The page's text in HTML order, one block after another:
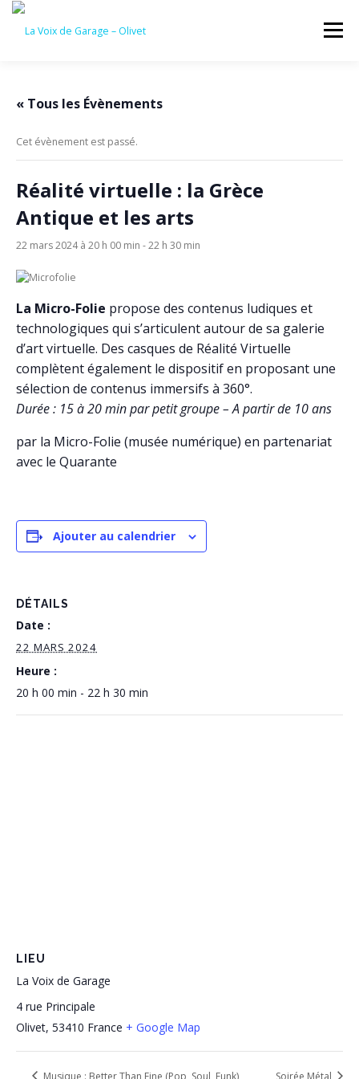
Aller
contenu
Menu
CONTACTEZ-NOUS
« Tous les Évènements
Cet évènement est passé.
Réalité virtuelle : la Grèce
Antique et les arts
22 mars 2024 à 20 h 00 min -22 h 30 min
La Micro-Folie propose des contenus ludiques et
technologiques qui s’articulent autour de sa galerie
d’art virtuelle. Des casques de Réalité Virtuelle
complètent également le dispositif en proposant une
sélection de contenus immersifs à 360°.
Durée : 15 à 20 min par petit groupe – A partir de 10 ans
par la Micro-Folie (musée numérique) en partenariat
avec le Quarante
Ajouter au calendrier
DÉTAILS
Date :
22 MARS 2024
Heure :
20 h 00 min - 22 h 30 min
LIEU
La Voix de Garage
4 rue Principale
Olivet, 53410 France + Google Map
Musique : Better Than Fine (Pop, Soul, Funk) Soirée Métal